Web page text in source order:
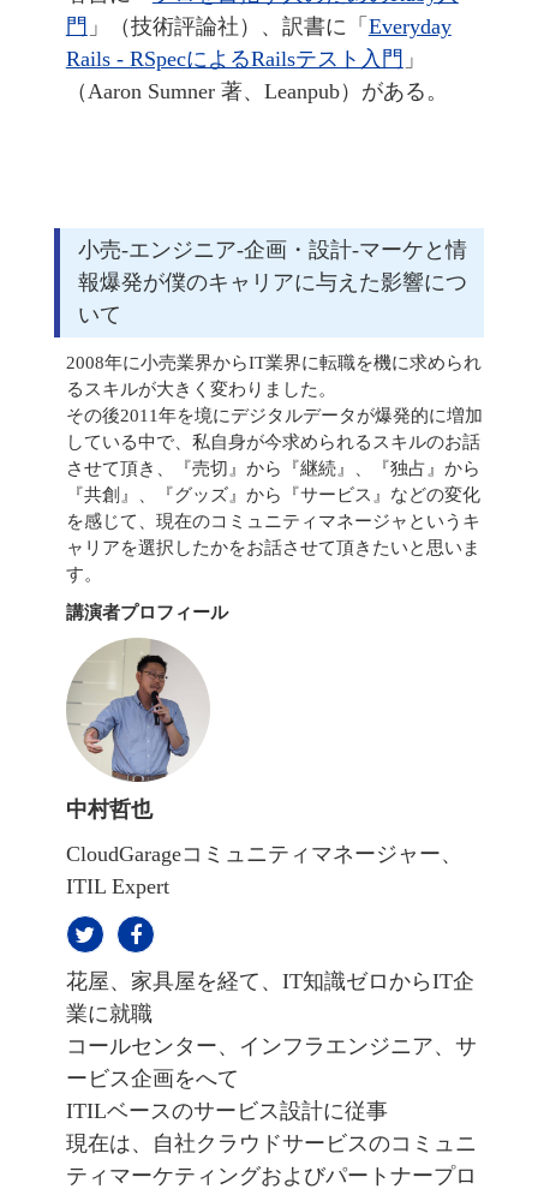
門 」（技術評論社）、訳書に「 Everyday
Rails - RSpecによるRailsテスト入門 」
（Aaron Sumner 著、Leanpub）がある。
小売-エンジニア-企画・設計-マーケと情
報爆発が僕のキャリアに与えた影響につ
いて
2008年に小売業界からIT業界に転職を機に求められ
るスキルが大きく変わりました。
その後2011年を境にデジタルデータが爆発的に増加
している中で、私自身が今求められるスキルのお話
させて頂き、『売切』から『継続』、『独占』から
『共創』、『グッズ』から『サービス』などの変化
を感じて、現在のコミュニティマネージャというキ
ャリアを選択したかをお話させて頂きたいと思いま
す。
講演者プロフィール
中村哲也
CloudGarageコミュニティマネージャー、
ITIL Expert
花屋、家具屋を経て、IT知識ゼロからIT企
業に就職
コールセンター、インフラエンジニア、サ
ービス企画をへて
ITILベースのサービス設計に従事
現在は、自社クラウドサービスのコミュニ
ティマーケティングおよびパートナープロ